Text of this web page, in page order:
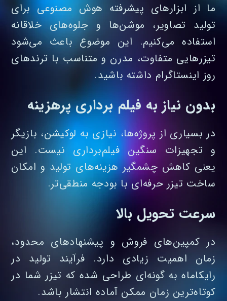
ما از ابزارهای پیشرفته هوش مصنوعی برای
تولید تصاویر، موشن‌ها و جلوه‌های خلاقانه
استفاده می‌کنیم. این موضوع باعث می‌شود
تیزرهایی متفاوت، مدرن و متناسب با ترندهای
روز اینستاگرام داشته باشید.
بدون نیاز به فیلم‌ برداری پرهزینه
در بسیاری از پروژه‌ها، نیازی به لوکیشن، بازیگر
و تجهیزات سنگین فیلم‌برداری نیست. این
یعنی کاهش چشمگیر هزینه‌های تولید و امکان
ساخت تیزر حرفه‌ای با بودجه منطقی‌تر.
سرعت تحویل بالا
در کمپین‌های فروش و پیشنهادهای محدود،
زمان اهمیت زیادی دارد. فرآیند تولید در
رایکاماه به‌ گونه‌ای طراحی شده که تیزر شما در
کوتاه‌ترین زمان ممکن آماده انتشار باشد.